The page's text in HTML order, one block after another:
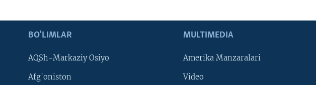
BO'LIMLAR
AQSh-Markaziy Osiyo
Afg'oniston
MULTIMEDIA
Amerika Manzaralari
Video